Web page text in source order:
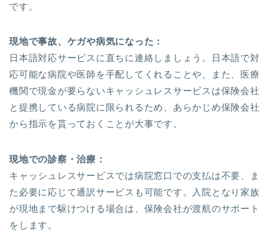
です。
現地で事故、ケガや病気になった：
日本語対応サービスに直ちに連絡しましょう。日本語で対
応可能な病院や医師を手配してくれることや、また、医療
機関で現金が要らないキャッシュレスサービスは保険会社
と提携している病院に限られるため、あらかじめ保険会社
から指示を貰っておくことが大事です。
現地での診察・治療：
キャッシュレスサービスでは病院窓口での支払は不要、ま
た必要に応じて通訳サービスも可能です。入院となり家族
が現地まで駆けつける場合は、保険会社が渡航のサポート
をします。